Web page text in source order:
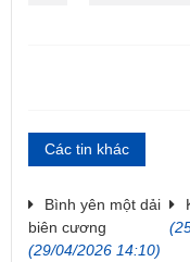
Các tin khác
Bình yên một dải
biên cương
(29/04/2026 14:10)